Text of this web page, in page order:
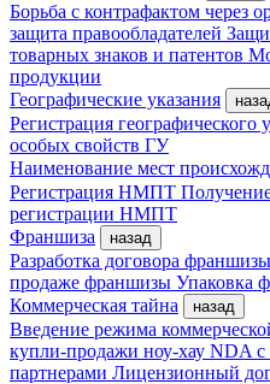
Борьба с контрафактом через
защита правообладателей
товарных знаков и патентов
продукции
Географические указания
Регистрация географического
особых свойств ГУ
Наименование мест
Регистрация НМПТ
регистрации НМПТ
Франшиза
назад
Разработка договора франшизы
продаже франшизы Упаковка
Коммерческая тайна
назад
Введение режима
купли-продажи ноу-хау NDA с
партнерами Лицензионный